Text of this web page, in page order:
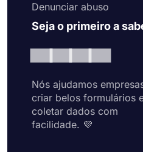
Denunciar abuso
Seja o primeiro a
Nós ajudamos
criar belos formulários
coletar dados com
facilidade. 💜